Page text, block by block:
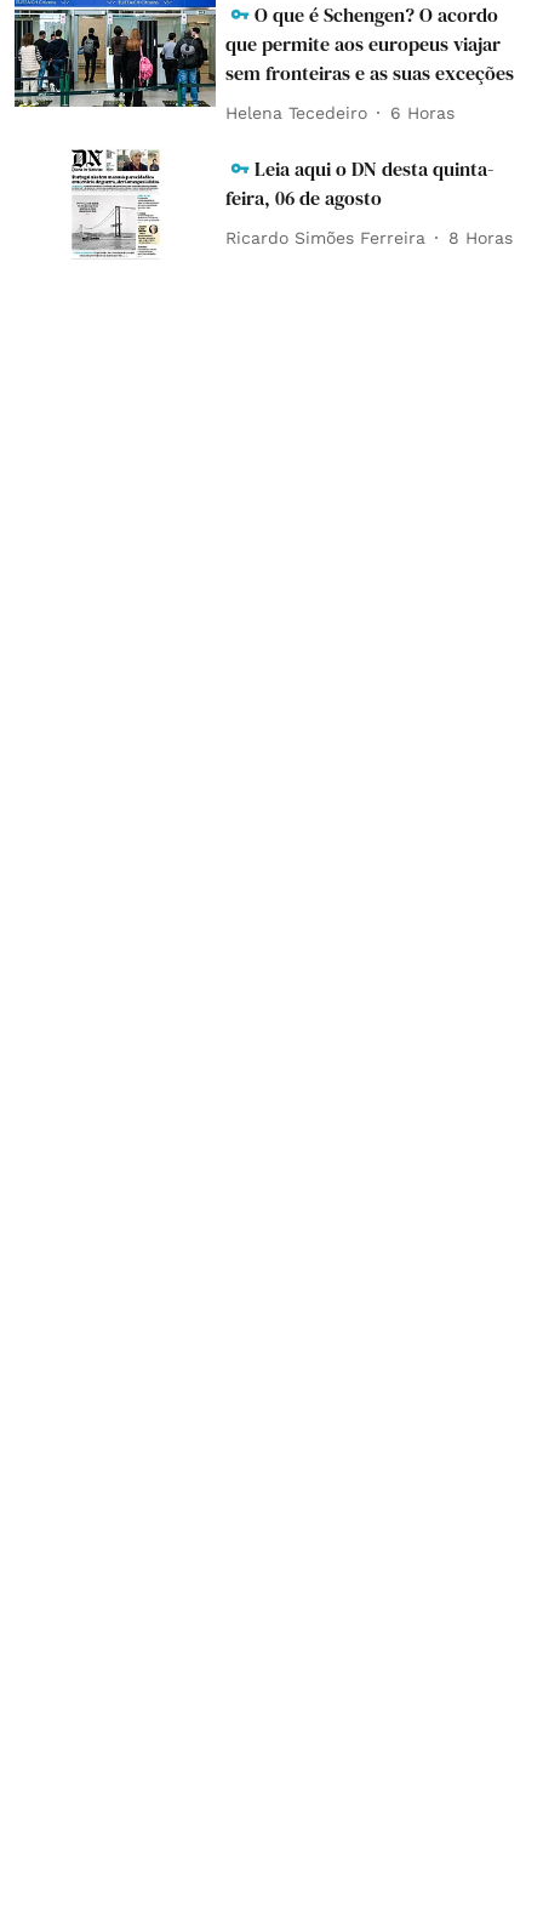
O que é Schengen? O acordo
que permite aos europeus viajar
sem fronteiras e as suas exceções
Helena Tecedeiro 6 Horas
Leia aqui o DN desta quinta-
feira, 06 de agosto
Ricardo Simões Ferreira 8 Horas